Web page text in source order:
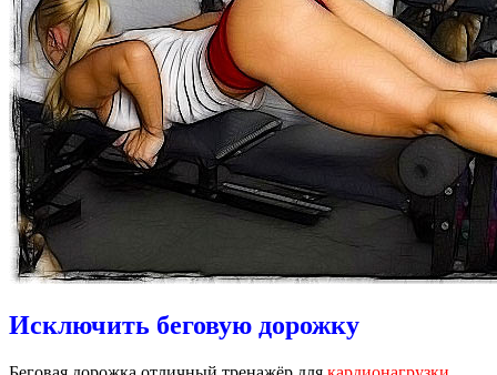
Исключить беговую дорожку